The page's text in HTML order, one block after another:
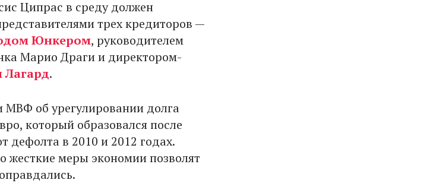
Ципрас в среду должен
трех кредиторов —
Юнкером, руководителем
Марио Драги и директором-
Лагард.
МВФ об урегулировании долга
который образовался после
дефолта в 2010 и 2012 годах.
жесткие меры экономии позволят